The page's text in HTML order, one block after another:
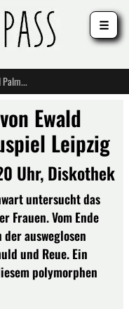
"die unverheiratete" von Ewald Palmetshofer - Schauspiel Leipzig
Ewald
Leipzig
Uhr, Diskothek
untersucht das
Frauen. Vom Ende
ausweglosen
und Reue. Ein
polymorphen
☰